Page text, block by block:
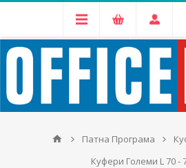
Патна Програма
Куфери Големи L 70 -